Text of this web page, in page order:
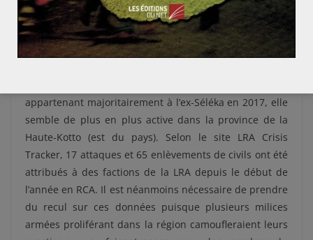
pour les civils »
[5]. Privilégiant les enlèvements aux
attaques meurtrières, la LRA est principalement
présente dans les provinces de Mbomou et du Haut-
appartenant majoritairement à l’ex-Séléka en 2017, elle
semble de plus en plus active dans la province de la
Haute-Kotto (est du pays). Selon le site LRA Crisis
Tracker, 17 attaques et 65 enlèvements de civils ont été
attribués à des factions de la LRA depuis le début de
l’année en RCA. Il est néanmoins nécessaire de prendre
du recul sur ces données puisque plusieurs milices
armées proliférant dans la région camoufleraient leurs